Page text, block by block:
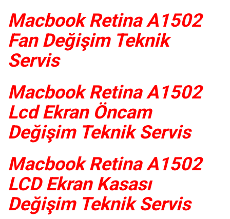
Macbook Retina A1502
Fan Değişim Teknik
Servis
Macbook Retina A1502
Lcd Ekran Öncam
Değişim Teknik Servis
Macbook Retina A1502
LCD Ekran Kasası
Değişim Teknik Servis